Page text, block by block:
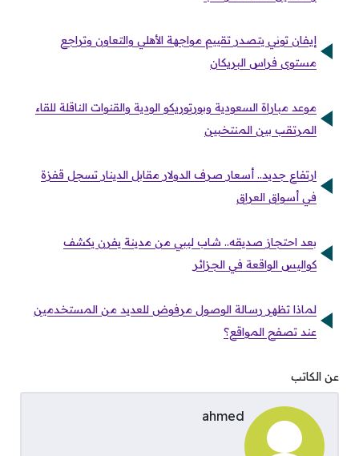
إيفان توني يتصدر تقييم مواجهة الأهلي والتعاون وتراجع
مستوى فراس البريكان
موعد مباراة السعودية وبورتوريكو الودية والقنوات الناقلة للقاء
المرتقب بين المنتخبين
ارتفاع جديد.. أسعار صرف الدولار مقابل الدينار تسجل قفزة
في أسواق العراق
بعد احتجاز صديقه.. شاب ليبي من مدينة يفرن يكشف
كواليس الواقعة في الجزائر
لماذا تظهر رسالة الوصول مرفوض للعديد من المستخدمين
عند تصفح المواقع؟
عن الكاتب
ahmed